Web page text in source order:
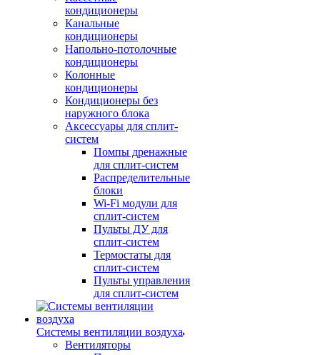
кондиционеры
Канальные
кондиционеры
Напольно-потолочные
кондиционеры
Колонные
кондиционеры
Кондиционеры без
наружного блока
Аксессуары для сплит-
систем
Помпы дренажные
для сплит-систем
Распределительные
блоки
Wi-Fi модули для
сплит-систем
Пульты ДУ для
сплит-систем
Термостаты для
сплит-систем
Пульты управления
для сплит-систем
Системы вентиляции воздуха
Вентиляторы